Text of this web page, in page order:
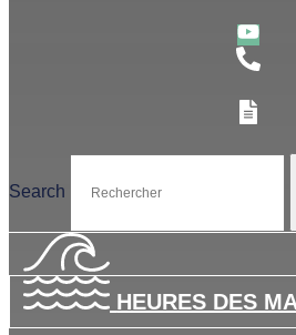
Search
HEURES DES